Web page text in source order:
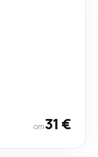
от31 €